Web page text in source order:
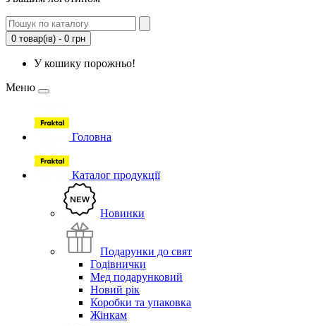
0 товар(ів) - 0 грн
У кошику порожньо!
Меню
Головна
Каталог продукції
Новинки
Подарунки до свят
Годівнички
Мед подарунковий
Новий рік
Коробки та упаковка
Жінкам